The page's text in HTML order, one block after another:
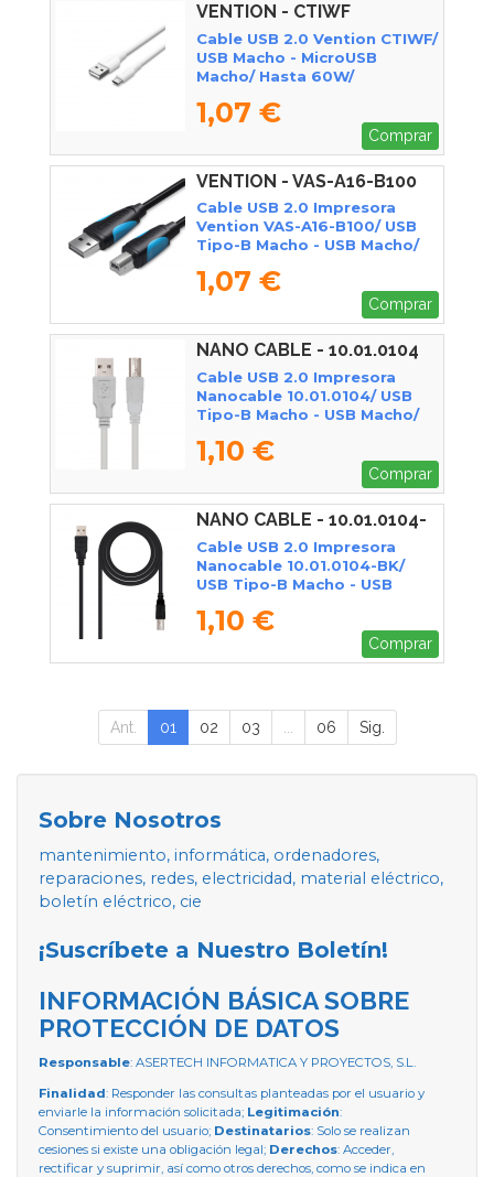
VENTION - CTIWF
Cable USB 2.0 Vention CTIWF/
USB Macho - MicroUSB
Macho/ Hasta 60W/
1,07 €
Comprar
VENTION - VAS-A16-B100
Cable USB 2.0 Impresora
Vention VAS-A16-B100/ USB
Tipo-B Macho - USB Macho/
1,07 €
Comprar
NANO CABLE - 10.01.0104
Cable USB 2.0 Impresora
Nanocable 10.01.0104/ USB
Tipo-B Macho - USB Macho/
1,10 €
Comprar
NANO CABLE - 10.01.0104-
BK
Cable USB 2.0 Impresora
Nanocable 10.01.0104-BK/
USB Tipo-B Macho - USB
1,10 €
Comprar
Ant. 01 02 03 06 Sig.
Sobre Nosotros
mantenimiento, informática, ordenadores,
reparaciones, redes, electricidad, material eléctrico,
boletín eléctrico, cie
¡Suscríbete a Nuestro Boletín!
INFORMACIÓN BÁSICA SOBRE
PROTECCIÓN DE DATOS
Responsable: ASERTECH INFORMATICA Y PROYECTOS, S.L.
Finalidad: Responder las consultas planteadas por el usuario y
enviarle la información solicitada; Legitimación:
Consentimiento del usuario; Destinatarios: Solo se realizan
cesiones si existe una obligación legal; Derechos: Acceder,
rectificar y suprimir, así como otros derechos, como se indica en